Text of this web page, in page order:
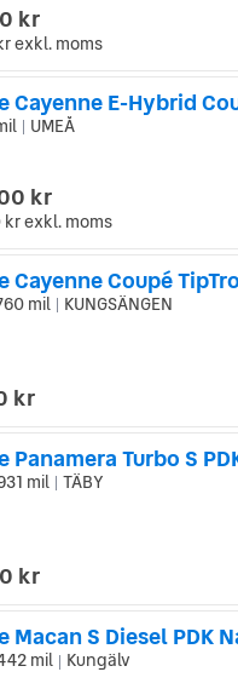
kr
exkl. moms
Cayenne E-Hybrid
UMEÅ
kr
krexkl. moms
Cayenne Coupé
mil KUNGSÄNGEN
kr
mil TÄBY
kr
mil Kungälv